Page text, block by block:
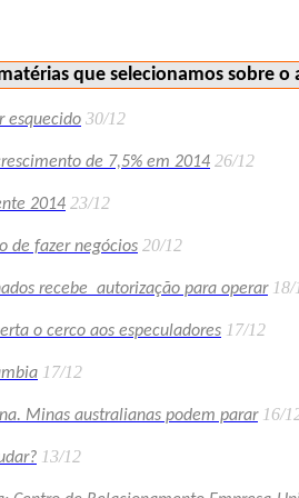
que selecionamos sobre o
esquecido 30/12
de 7,5% em 2014 26/12
2014 23/12
de fazer negócios 20/12
recebe autorização para operar
o cerco aos especuladores 17/12
17/12
Minas australianas podem parar 16/
13/12